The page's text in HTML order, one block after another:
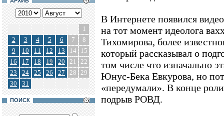
1
2
3 4 5 6 7
8
9
10 11 12 13 14
15
16
17 18 19 20 21
22
23
24 25 26 27 28 29
30
31
ПОИСК
В Интернете появился
на тот момент идеолога
Тихомирова, более
который рассказывал о
том числе что изначально
Юнус-Бека Евкурова, но
«передумали». В конце
подрыв РОВД.